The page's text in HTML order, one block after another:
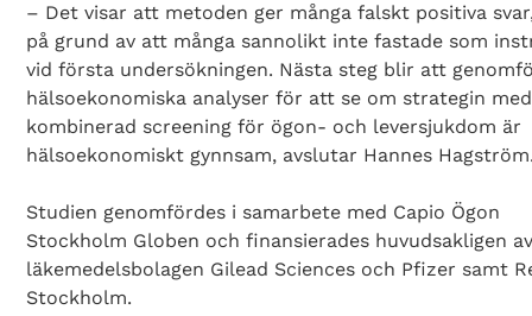
– Det visar att metoden ger många falskt positiva
på grund av att många sannolikt inte fastade som
vid första undersökningen. Nästa steg blir att
hälsoekonomiska analyser för att se om strategin med
kombinerad screening för ögon- och leversjukdom är
hälsoekonomiskt gynnsam, avslutar Hannes
Studien genomfördes i samarbete med Capio Ögon
Stockholm Globen och finansierades huvudsakligen
läkemedelsbolagen Gilead Sciences och Pfizer samt
Stockholm.